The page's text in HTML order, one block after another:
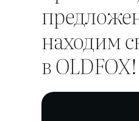
находим
в OLDFOX!